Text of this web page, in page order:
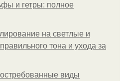
и гетры: полное
на светлые и
тона и ухода за
виды